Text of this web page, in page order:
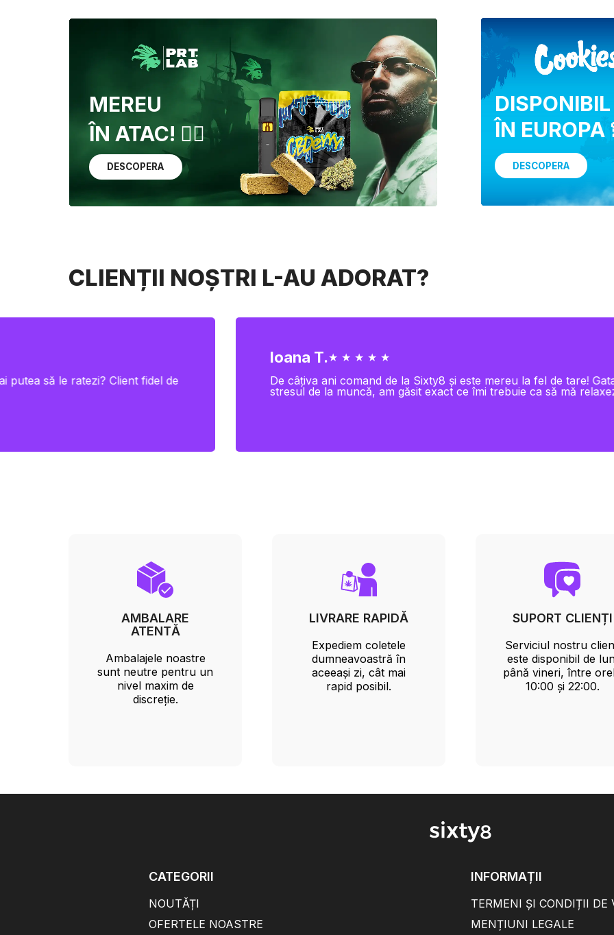
MEREU
ÎN ATAC! 🏴‍☠️
DESCOPERA
DISPONIBIL
ÎN EUROPA
DESCOPERA
CLIENȚII NOȘTRI L-AU ADORAT?
putea să le ratezi? Client fidel de
Ioana T.★ ★ ★ ★ ★
De câțiva ani comand de la Sixty8 și este mereu la fel de tare!
stresul de la muncă, am găsit exact ce îmi trebuie ca să mă
AMBALARE
ATENTĂ
Ambalajele noastre
sunt neutre pentru un
nivel maxim de
discreție.
LIVRARE RAPIDĂ
Expediem coletele
dumneavoastră în
aceeași zi, cât mai
rapid posibil.
SUPORT CLIENȚI
Serviciul nostru
este disponibil de
până vineri, între
10:00 și 22:00.
CATEGORII
NOUTĂȚI
OFERTELE NOASTRE
INFORMAȚII
TERMENI ȘI CONDIȚII DE
MENȚIUNI LEGALE